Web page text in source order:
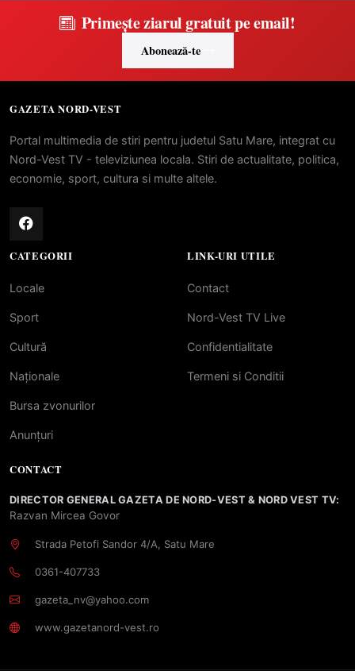
Primește ziarul gratuit pe email!
Abonează-te
GAZETA NORD-VEST
Portal multimedia de stiri pentru judetul Satu Mare, integrat cu
Nord-Vest TV - televiziunea locala. Stiri de actualitate, politica,
economie, sport, cultura si multe altele.
CATEGORII
Locale
Sport
Cultură
Naționale
Bursa zvonurilor
Anunțuri
LINK-URI UTILE
Contact
Nord-Vest TV Live
Confidentialitate
Termeni si Conditii
CONTACT
DIRECTOR GENERAL GAZETA DE NORD-VEST & NORD VEST TV:
Razvan Mircea Govor
Strada Petofi Sandor 4/A, Satu Mare
0361-407733
gazeta_nv@yahoo.com
www.gazetanord-vest.ro